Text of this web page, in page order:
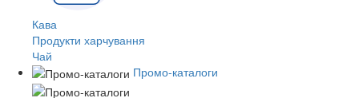
Кава
Продукти харчування
Чай
Промо-каталоги